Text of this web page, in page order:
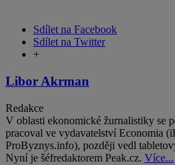
Sdílet na Facebook
Sdílet na Twitter
+
Libor Akrman
Redakce
V oblasti ekonomické žurnalistiky se
pracoval ve vydavatelství Economia
ProByznys.info), později vedl
Nyní je šéfredaktorem Peak.cz. Více...